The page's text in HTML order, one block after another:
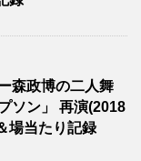
森政博の二人舞
ソン」 再演(2018
場当たり記録